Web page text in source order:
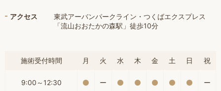
アクセス
東武アーバンパークライン・つくばエクスプレス
「流山おおたかの森駅」徒歩10分
施術受付時間 月 火 水 木 金 土 日 祝
9:00～12:30 ー ー